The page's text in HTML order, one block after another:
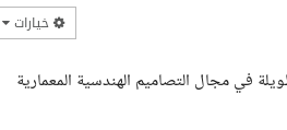
خيارات
في مجال التصاميم الهندسية المعمارية